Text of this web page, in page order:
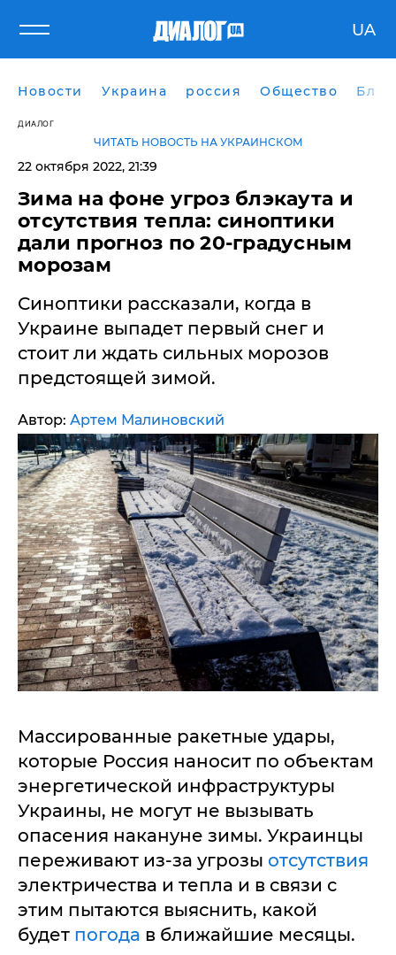
UA
Новости Украина россия Общество
ДИАЛОГ
ЧИТАТЬ НОВОСТЬ НА УКРАИНСКОМ
22 октября 2022, 21:39
Зима на фоне угроз блэкаута и
отсутствия тепла: синоптики
дали прогноз по 20-градусным
морозам
Синоптики рассказали, когда в
Украине выпадет первый снег и
стоит ли ждать сильных морозов
предстоящей зимой.
Автор: Артем Малиновский
Массированные ракетные удары,
которые Россия наносит по объектам
энергетической инфраструктуры
Украины, не могут не вызывать
опасения накануне зимы. Украинцы
переживают из-за угрозы отсутствия
электричества и тепла и в связи с
этим пытаются выяснить, какой
будет погода в ближайшие месяцы.